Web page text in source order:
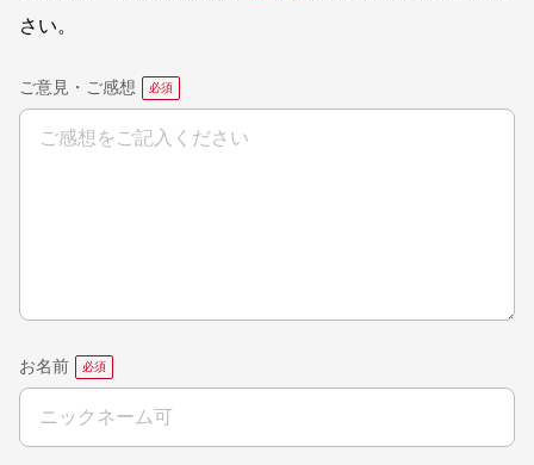
さい。
ご意見・ご感想
お名前